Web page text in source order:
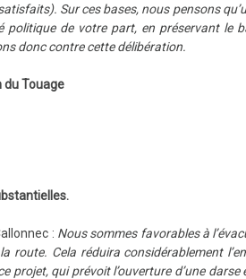
Sur ces bases, nous pensons
politique de votre part, en préservant le
donc contre cette délibération.
du Touage
: Nous sommes favorables à
route. Cela réduira considérablement
projet, qui prévoit l’ouverture d’une